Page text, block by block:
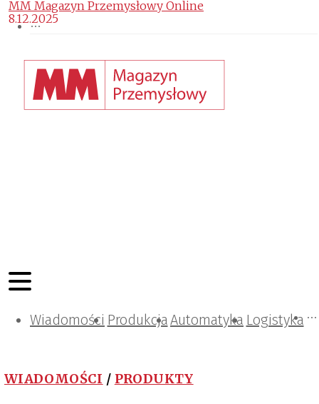
Wiadomości ProdukcjaAutomatyka Logistyka
Projektowanie i konstrukcje
Zarządzanie i IT
Tematy specjalne
WIADOMOŚCI / PRODUKTY
MM Magazyn Przemysłowy Online
8.12.2025